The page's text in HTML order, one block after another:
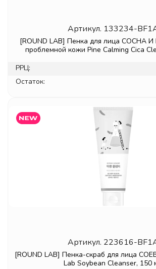
Артикул. 133234-
[ROUND LAB] Пенка для лица СОСНА
проблемной кожи Pine Calming Cica
РРЦ:
Остаток:
Артикул. 223616-
[ROUND LAB] Пенка-скраб для лица
Lab Soybean Cleanser, 150